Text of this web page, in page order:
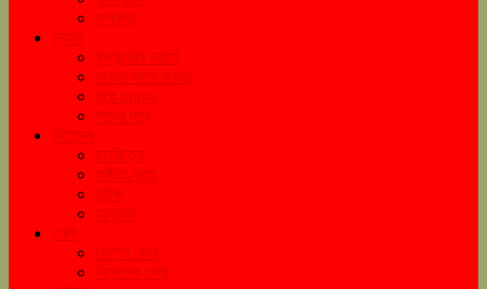
রূপকলা
ভ্রমণ
ঘুরনচন্ডীর ডায়রি
যাওয়া মানে খাওয়া
ঘুরে tourএ
পথের দাবি
বিনোদন
চলচ্চিত্র
সঙ্গীত-নৃত্য
নাটক
অনুষ্ঠান
খেলা
দেশের খেলা
বিদেশের খেলা